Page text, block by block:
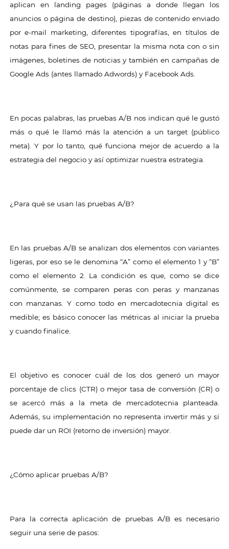
aplican en landing pages (páginas a donde llegan los
anuncios o página de destino), piezas de contenido enviado
por e-mail marketing, diferentes tipografías, en títulos de
notas para fines de SEO, presentar la misma nota con o sin
imágenes, boletines de noticias y también en campañas de
Google Ads (antes llamado Adwords) y Facebook Ads.
En pocas palabras, las pruebas A/B nos indican qué le gustó
más o qué le llamó más la atención a un target (público
meta). Y por lo tanto, qué funciona mejor de acuerdo a la
estrategia del negocio y así optimizar nuestra estrategia.
¿Para qué se usan las pruebas A/B?
En las pruebas A/B se analizan dos elementos con variantes
ligeras, por eso se le denomina “A” como el elemento 1 y “B”
como el elemento 2. La condición es que, como se dice
comúnmente, se comparen peras con peras y manzanas
con manzanas. Y como todo en mercadotecnia digital es
medible; es básico conocer las métricas al iniciar la prueba
y cuando finalice.
El objetivo es conocer cuál de los dos generó un mayor
porcentaje de clics (CTR) o mejor tasa de conversión (CR) o
se acercó más a la meta de mercadotecnia planteada.
Además, su implementación no representa invertir más y sí
puede dar un ROI (retorno de inversión) mayor.
¿Cómo aplicar pruebas A/B?
Para la correcta aplicación de pruebas A/B es necesario
seguir una serie de pasos: